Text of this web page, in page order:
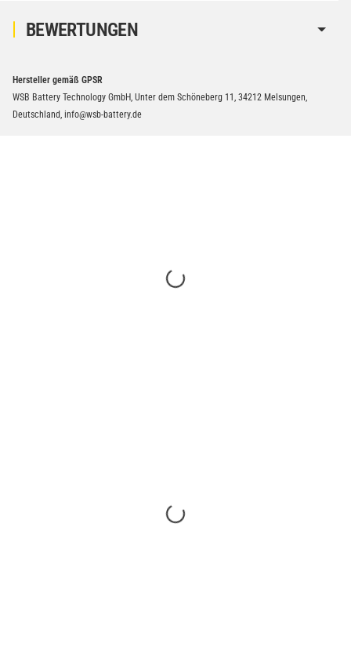
BEWERTUNGEN
Hersteller gemäß GPSR
WSB Battery Technology GmbH, Unter dem Schöneberg 11, 34212 Melsungen,
Deutschland, info@wsb-battery.de